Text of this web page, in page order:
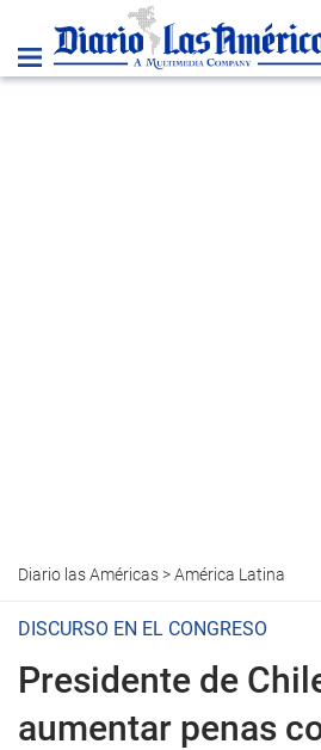
Diario las Américas>América Latina
DISCURSO EN EL CONGRESO
Presidente de
aumentar penas